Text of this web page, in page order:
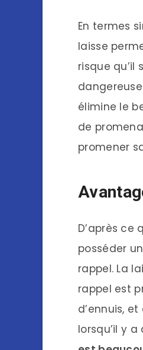
En termes
laisse
risque
élimine le
de
promener
D’après ce
posséder
rappel. La
rappel est
d’ennuis,
lorsqu’il y